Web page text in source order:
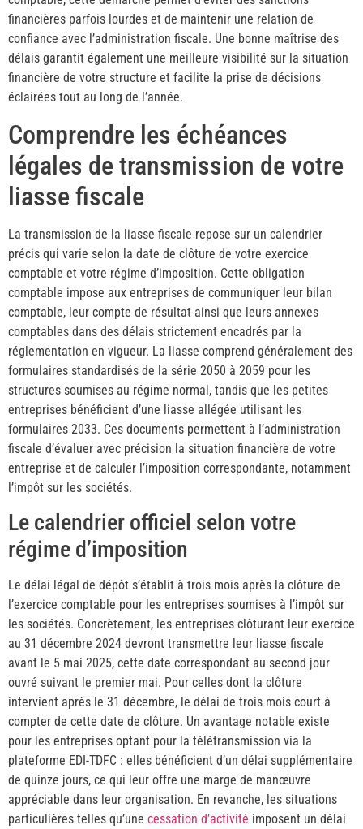
financières parfois lourdes et de maintenir une relation de
confiance avec l’administration fiscale. Une bonne maîtrise des
délais garantit également une meilleure visibilité sur la situation
financière de votre structure et facilite la prise de décisions
éclairées tout au long de l’année.
Comprendre les échéances
légales de transmission de votre
liasse fiscale
La transmission de la liasse fiscale repose sur un calendrier
précis qui varie selon la date de clôture de votre exercice
comptable et votre régime d’imposition. Cette obligation
comptable impose aux entreprises de communiquer leur bilan
comptable, leur compte de résultat ainsi que leurs annexes
comptables dans des délais strictement encadrés par la
réglementation en vigueur. La liasse comprend généralement des
formulaires standardisés de la série 2050 à 2059 pour les
structures soumises au régime normal, tandis que les petites
entreprises bénéficient d’une liasse allégée utilisant les
formulaires 2033. Ces documents permettent à l’administration
fiscale d’évaluer avec précision la situation financière de votre
entreprise et de calculer l’imposition correspondante, notamment
l’impôt sur les sociétés.
Le calendrier officiel selon votre
régime d’imposition
Le délai légal de dépôt s’établit à trois mois après la clôture de
l’exercice comptable pour les entreprises soumises à l’impôt sur
les sociétés. Concrètement, les entreprises clôturant leur exercice
au 31 décembre 2024 devront transmettre leur liasse fiscale
avant le 5 mai 2025, cette date correspondant au second jour
ouvré suivant le premier mai. Pour celles dont la clôture
intervient après le 31 décembre, le délai de trois mois court à
compter de cette date de clôture. Un avantage notable existe
pour les entreprises optant pour la télétransmission via la
plateforme EDI-TDFC : elles bénéficient d’un délai supplémentaire
de quinze jours, ce qui leur offre une marge de manœuvre
appréciable dans leur organisation. En revanche, les situations
particulières telles qu’une cessation d’activité imposent un délai